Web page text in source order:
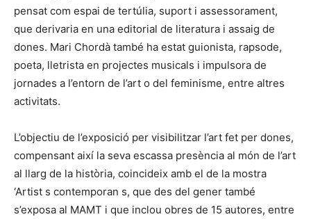
pensat com espai de tertúlia, suport i assessorament,
que derivaria en una editorial de literatura i assaig de
dones. Mari Chordà també ha estat guionista, rapsode,
poeta, lletrista en projectes musicals i impulsora de
jornades a l’entorn de l’art o del feminisme, entre altres
activitats.
L’objectiu de l’exposició per visibilitzar l’art fet per dones,
compensant així la seva escassa presència al món de l’art
al llarg de la història, coincideix amb el de la mostra
‘Artist s contemporan s, que des del gener també
s’exposa al MAMT i que inclou obres de 15 autores, entre